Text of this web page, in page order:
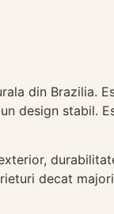
din Brazilia.
design stabil.
decat